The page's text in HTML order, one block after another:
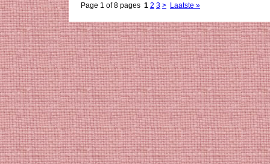
Page 1 of 8 pages 1 2 3 > Laatste »